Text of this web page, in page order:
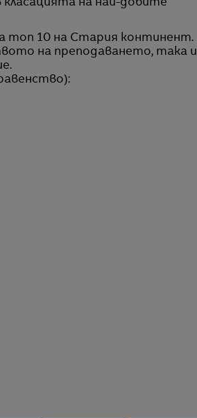
топ 10 на Стария континент.
на преподаването, така и